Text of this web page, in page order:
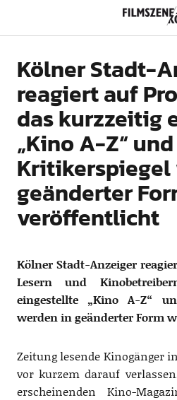
Filmszene Köln
Kölner Stadt-
reagiert auf
das kurzzeitig
„Kino A-Z“
Kritikerspiegel
geänderter
veröffentlicht
Kölner Stadt-Anzeiger
Lesern und
eingestellte „Kino A-Z“
werden in geänderter Form
Zeitung lesende Kinogänger
vor kurzem darauf
erscheinenden Kino-